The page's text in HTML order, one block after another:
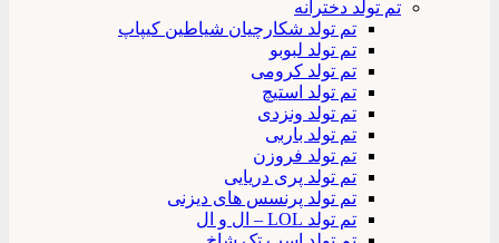
تم تولد دخترانه
تم تولد شکارچیان شیاطین کیپاپ
تم تولد لبوبو
تم تولد کرومی
تم تولد استیچ
تم تولد ونزدی
تم تولد باربی
تم تولد فروزن
تم تولد پری دریایی
تم تولد پرنسس های دیزنی
تم تولد LOL – ال و ال